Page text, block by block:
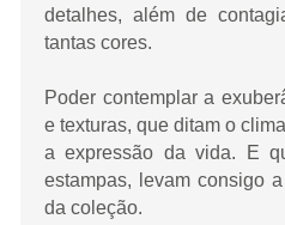
detalhes, além de
tantas cores.
Poder contemplar a
e texturas, que ditam o
a expressão da vida. E
estampas, levam consigo
da coleção.